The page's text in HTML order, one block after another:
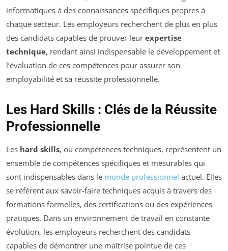
informatiques à des connaissances spécifiques propres à
chaque secteur. Les employeurs recherchent de plus en plus
des candidats capables de prouver leur expertise
technique, rendant ainsi indispensable le développement et
l’évaluation de ces compétences pour assurer son
employabilité et sa réussite professionnelle.
Les Hard Skills : Clés de la Réussite
Professionnelle
Les hard skills, ou compétences techniques, représentent un
ensemble de compétences spécifiques et mesurables qui
sont indispensables dans le monde professionnel actuel. Elles
se réfèrent aux savoir-faire techniques acquis à travers des
formations formelles, des certifications ou des expériences
pratiques. Dans un environnement de travail en constante
évolution, les employeurs recherchent des candidats
capables de démontrer une maîtrise pointue de ces